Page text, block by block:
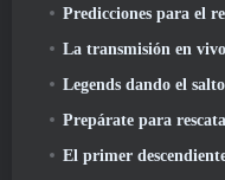
Predicciones para el
La transmisión en vivo de Star Dive
Legends dando el
Prepárate para rescatar al sabio de la jaula
El primer descendiente